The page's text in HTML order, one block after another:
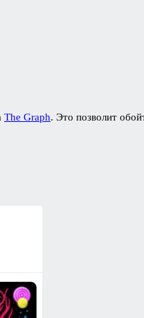
The Graph. Это позволит